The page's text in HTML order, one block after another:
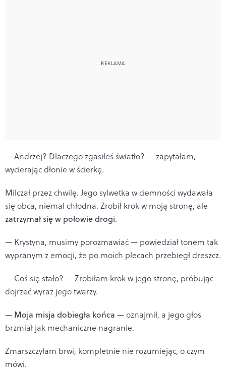
— Andrzej? Dlaczego zgasiłeś światło? — zapytałam,
wycierając dłonie w ścierkę.
Milczał przez chwilę. Jego sylwetka w ciemności wydawała
się obca, niemal chłodna. Zrobił krok w moją stronę, ale
zatrzymał się w połowie drogi.
— Krystyna, musimy porozmawiać — powiedział tonem tak
wypranym z emocji, że po moich plecach przebiegł dreszcz.
— Coś się stało? — Zrobiłam krok w jego stronę, próbując
dojrzeć wyraz jego twarzy.
— Moja misja dobiegła końca — oznajmił, a jego głos
brzmiał jak mechaniczne nagranie.
Zmarszczyłam brwi, kompletnie nie rozumiejąc, o czym
mówi.